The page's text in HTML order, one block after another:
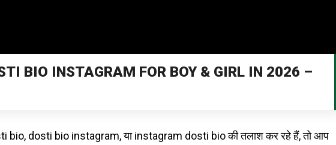
BIO INSTAGRAM FOR BOY & GIRL IN 2026 –
bio, dosti bio instagram, या instagram dosti bio की तलाश कर रहे हैं, तो आप